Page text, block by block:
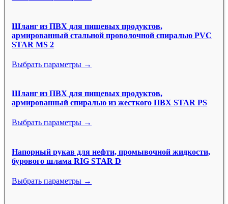
Шланг из ПВХ для пищевых продуктов,
армированный стальной проволочной спиралью PVC
STAR MS 2
Выбрать параметры →
Шланг из ПВХ для пищевых продуктов,
армированный спиралью из жесткого ПВХ STAR PS
Выбрать параметры →
Напорный рукав для нефти, промывочной жидкости,
бурового шлама RIG STAR D
Выбрать параметры →